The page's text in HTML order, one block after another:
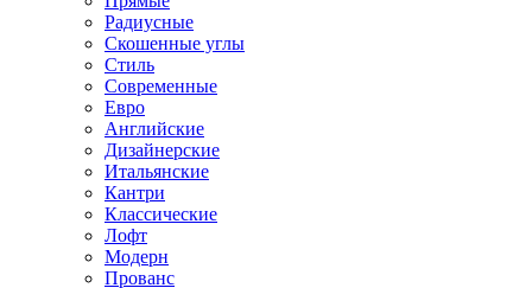
Радиусные
Скошенные углы
Стиль
Современные
Евро
Английские
Дизайнерские
Итальянские
Кантри
Классические
Лофт
Модерн
Прованс